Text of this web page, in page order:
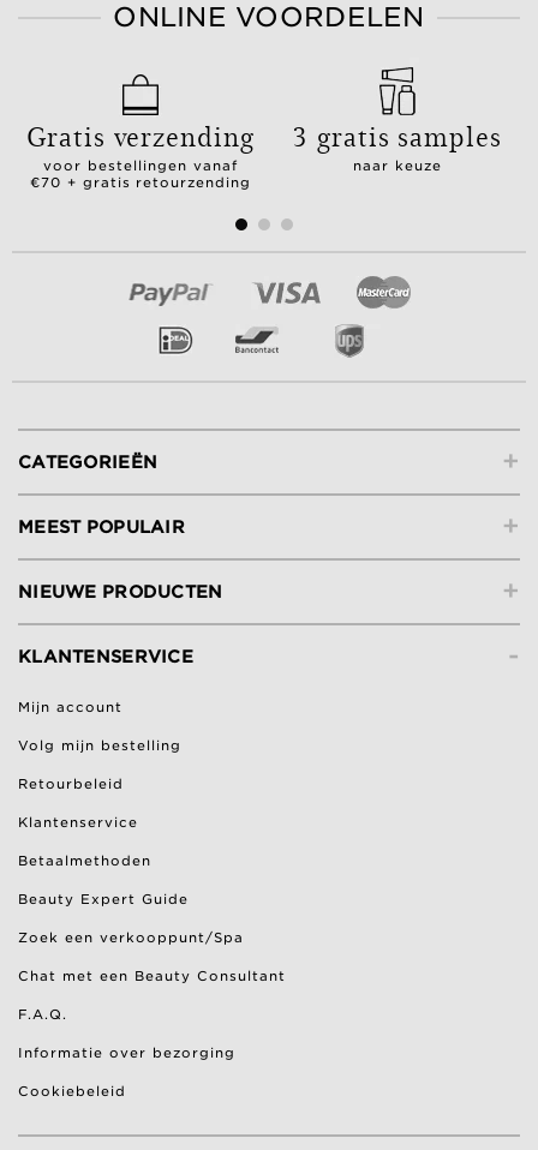
ONLINE VOORDELEN
Gratis verzending
voor bestellingen vanaf
€70 + gratis retourzending
3 gratis samples
naar keuze
+
CATEGORIEËN
+
MEEST POPULAIR
+
NIEUWE PRODUCTEN
-
KLANTENSERVICE
Mijn account
Volg mijn bestelling
Retourbeleid
Klantenservice
Betaalmethoden
Beauty Expert Guide
Zoek een verkooppunt/Spa
Chat met een Beauty Consultant
F.A.Q.
Informatie over bezorging
Cookiebeleid